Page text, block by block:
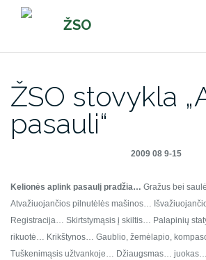
Pereiti
ŽSO
ŽSO stovykla
pasauli“
2009 08 9-15
Kelionės aplink pasaulį pradžia… Gražus bei
Atvažiuojančios pilnutėlės mašinos…
Registracija… Skirtstymąsis į skiltis… Palapinių
rikuotė… Krikštynos… Gaublio, žemėlapio,
Tuškenimąsis užtvankoje… Džiaugsmas… juokas…